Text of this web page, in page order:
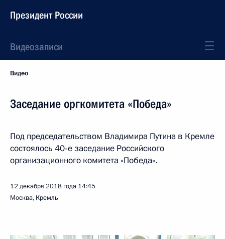
Президент России
Видеозаписи
Видео
Заседание оргкомитета «Победа»
Под председательством Владимира Путина в Кремле
состоялось 40‑е заседание Российского
организационного комитета «Победа».
12 декабря 2018 года 14:45
Москва, Кремль